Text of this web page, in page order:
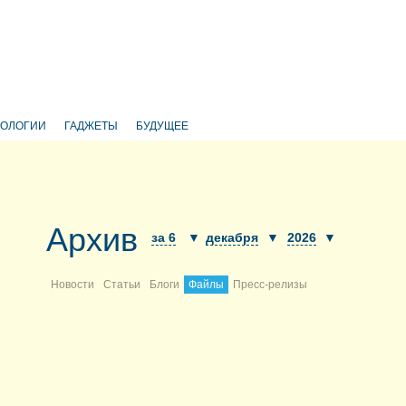
ГАДЖЕТЫ БУДУЩЕЕ
Архив за 6 ▼ декабря ▼ 2026 ▼
Новости Статьи Блоги Файлы Пресс-релизы